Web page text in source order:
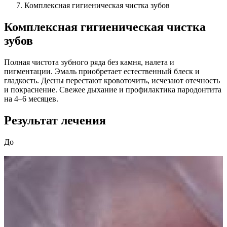
Комплексная гигиеническая чистка зубов
Комплексная гигиеническая чистка
зубов
Полная чистота зубного ряда без камня, налета и
пигментации. Эмаль приобретает естественный блеск и
гладкость. Десны перестают кровоточить, исчезают отечность
и покраснение. Свежее дыхание и профилактика пародонтита
на 4–6 месяцев.
Результат лечения
До